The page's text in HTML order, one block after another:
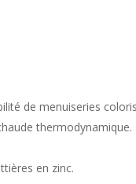
de menuiseries
thermodynamique.
en zinc.